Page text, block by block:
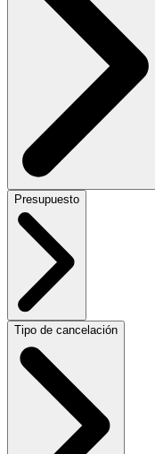
Presupuesto
Tipo de cancelación